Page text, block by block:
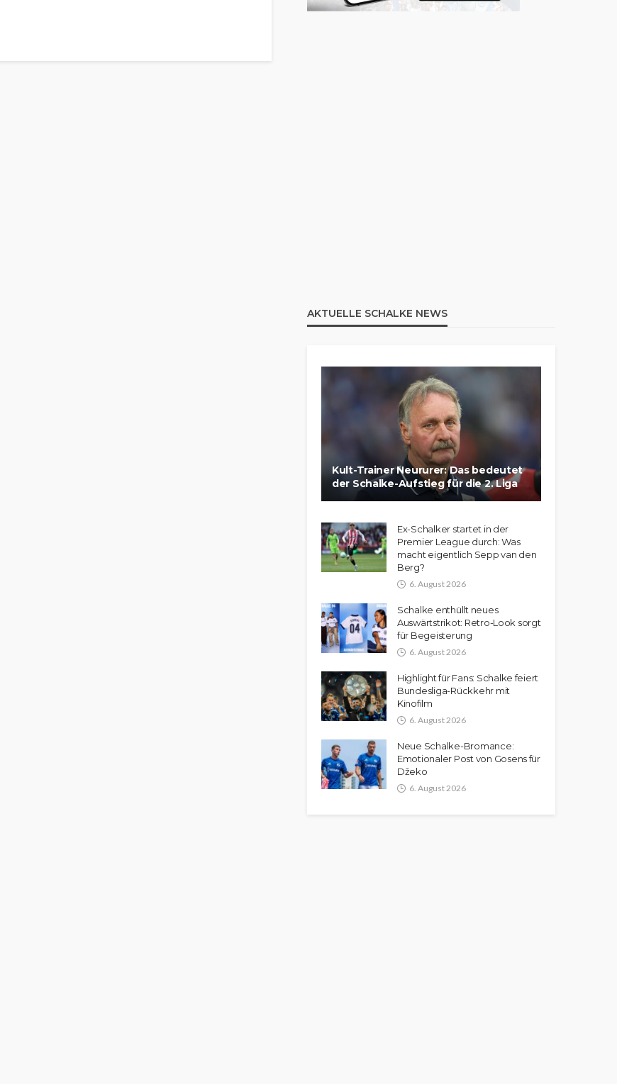
AKTUELLE SCHALKE NEWS
Kult-Trainer Neururer: Das bedeutet
der Schalke-Aufstieg für die 2. Liga
Ex-Schalker startet in der
Premier League durch: Was
macht eigentlich Sepp van den
Berg?
6. August 2026
Schalke enthüllt neues
Auswärtstrikot: Retro-Look sorgt
für Begeisterung
6. August 2026
Highlight für Fans: Schalke feiert
Bundesliga-Rückkehr mit
Kinofilm
6. August 2026
Neue Schalke-Bromance:
Emotionaler Post von Gosens für
Džeko
6. August 2026